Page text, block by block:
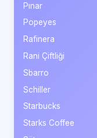
Pınar
Popeyes
Rafinera
Rani Çiftliği
Sbarro
Schiller
Starbucks
Starks Coffee